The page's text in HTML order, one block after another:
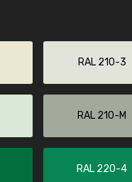
RAL 210-3
RAL 210-M
RAL 220-4